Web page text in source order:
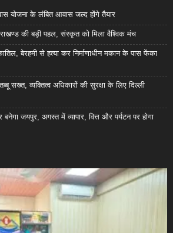
योजना के लंबित आवास जल्द होंगे तैयार
की बड़ी पहल, संस्कृत को मिला वैश्विक मंच
बेरहमी से हत्या कर निर्माणाधीन मकान के पास फेंका
व्यक्तित्व अधिकारों की सुरक्षा के लिए दिल्ली
जयपुर, अगस्त में व्यापार, वित्त और पर्यटन पर होगा